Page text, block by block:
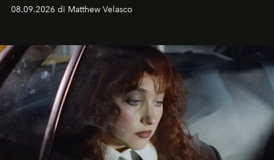
08.09.2026 di Matthew Velasco